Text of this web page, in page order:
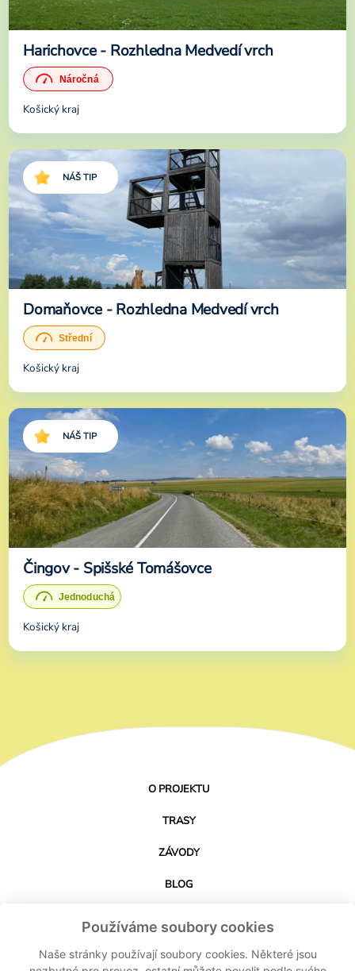
Používáme soubory cookies
Naše stránky používají soubory cookies. Některé jsou
Harichovce - Rozhledna Medvedí vrch
Košický kraj
NÁŠ TIP
Domaňovce - Rozhledna Medvedí vrch
Košický kraj
NÁŠ TIP
Čingov - Spišské Tomášovce
Košický kraj
O PROJEKTU
TRASY
ZÁVODY
BLOG
KONTAKT